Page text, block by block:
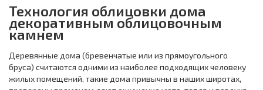
Технология облицовки дома
декоративным облицовочным
камнем
Деревянные дома (бревенчатые или из прямоугольного
бруса) считаются одними из наиболее подходящих человеку
жилых помещений, такие дома привычны в наших широтах,